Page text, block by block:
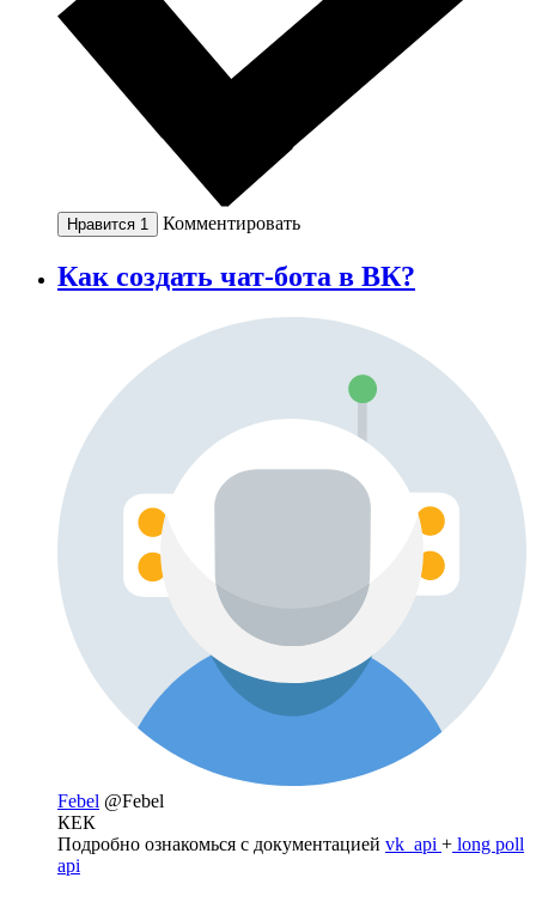
Нравится 1 Комментировать
Как создать чат-бота в ВК?
Febel @Febel
КЕК
Подробно ознакомься с документацией vk_api + long poll
api